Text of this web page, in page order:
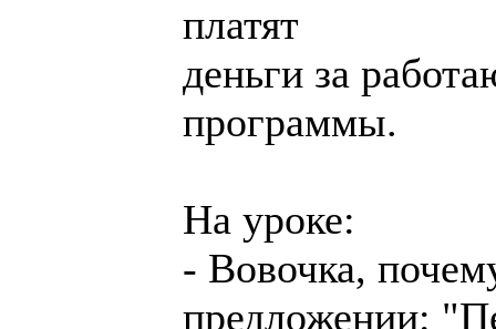
платят
деньги за
программы.
На уроке:
- Вовочка,
предложении: